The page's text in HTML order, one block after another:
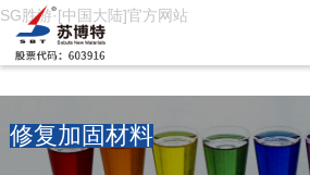
SG胜游·[中国大陆]官方网站
修复加固材料